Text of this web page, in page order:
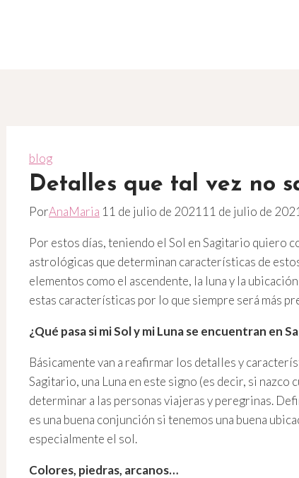
blog
Detalles que tal vez no
PorAnaMaria 11 de julio de 2021 11 de julio de 2021
Por estos días, teniendo el Sol en Sagitario quiero
astrológicas que determinan características de
elementos como el ascendente, la luna y la
estas características por lo que siempre será más
¿Qué pasa si mi Sol y mi Luna se encuentran en
Básicamente van a reafirmar los detalles y
Sagitario, una Luna en este signo (es decir, si nazco
determinar a las personas viajeras y peregrinas.
es una buena conjunción si tenemos una buena
especialmente el sol.
Colores, piedras, arcanos…